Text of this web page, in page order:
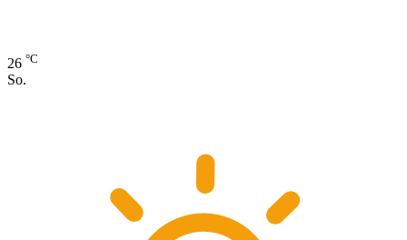
26 °C
So.